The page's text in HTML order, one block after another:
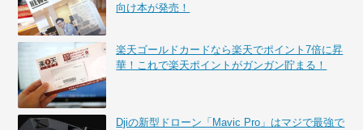
向け本が発売！
楽天ゴールドカードなら楽天でポイント7倍に昇
華！これで楽天ポイントがガンガン貯まる！
Djiの新型ドローン「Mavic Pro」はマジで最強で